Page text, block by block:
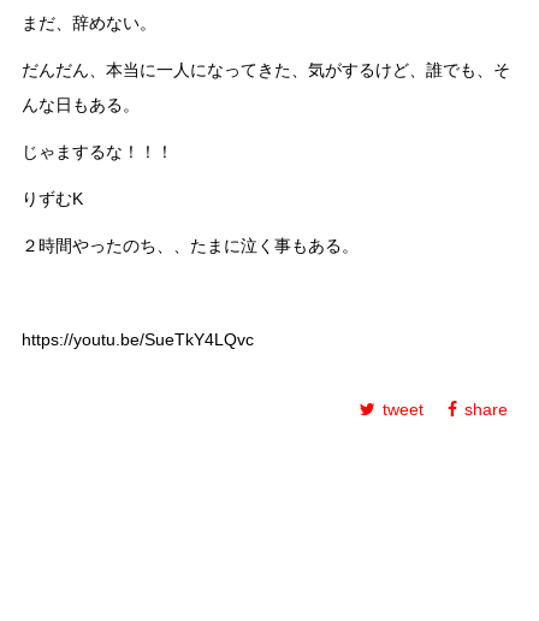
まだ、辞めない。
だんだん、本当に一人になってきた、気がするけど、誰でも、そ
んな日もある。
じゃまするな！！！
りずむK
２時間やったのち、、たまに泣く事もある。
https://youtu.be/SueTkY4LQvc
tweet share